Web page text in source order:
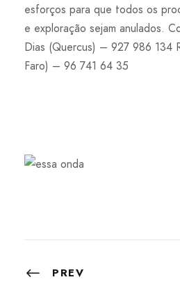
esforços para que todos os
e exploração sejam anulados.
Dias (Quercus) – 927 986 134
Faro) – 96 741 64 35
PREV